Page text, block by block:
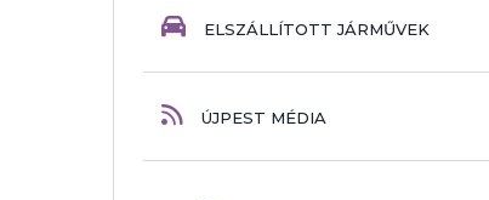
ELSZÁLLÍTOTT JÁRMŰVEK
ÚJPEST MÉDIA